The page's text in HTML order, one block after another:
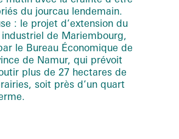
du jourcau lendemain.
: le projet d’extension du
industriel de Mariembourg,
le Bureau Économique de
de Namur, qui prévoit
plus de 27 hectares de
soit près d’un quart